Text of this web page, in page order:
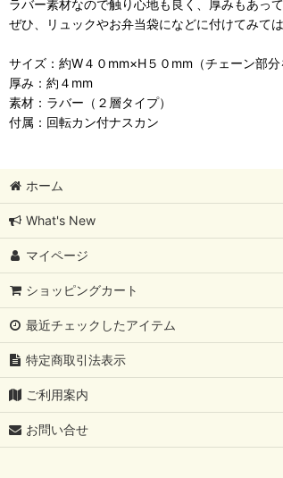
ラバー素材なので触り心地も良く、厚みもあっ
ぜひ、リュックやお弁当袋になどに付けてみて
サイズ：約W４０mm×H５０mm（チェーン部分
厚み：約４mm
素材：ラバー（２層タイプ）
付属：回転カン付ナスカン
ホーム
What's New
マイページ
ショッピングカート
最近チェックしたアイテム
特定商取引法表示
ご利用案内
お問い合せ